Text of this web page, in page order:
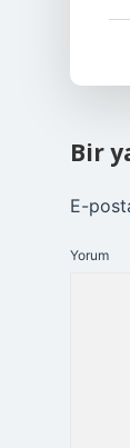
Bir
E-
Yorum